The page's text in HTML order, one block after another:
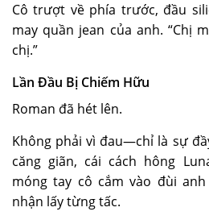
Cô trượt về phía trước, đầu
may quần jean của anh. “Chị
chị.”
Lần Đầu Bị Chiếm Hữu
Roman đã hét lên.
Không phải vì đau—chỉ là sự
căng giãn, cái cách hông
móng tay cô cắm vào đùi
nhận lấy từng tấc.